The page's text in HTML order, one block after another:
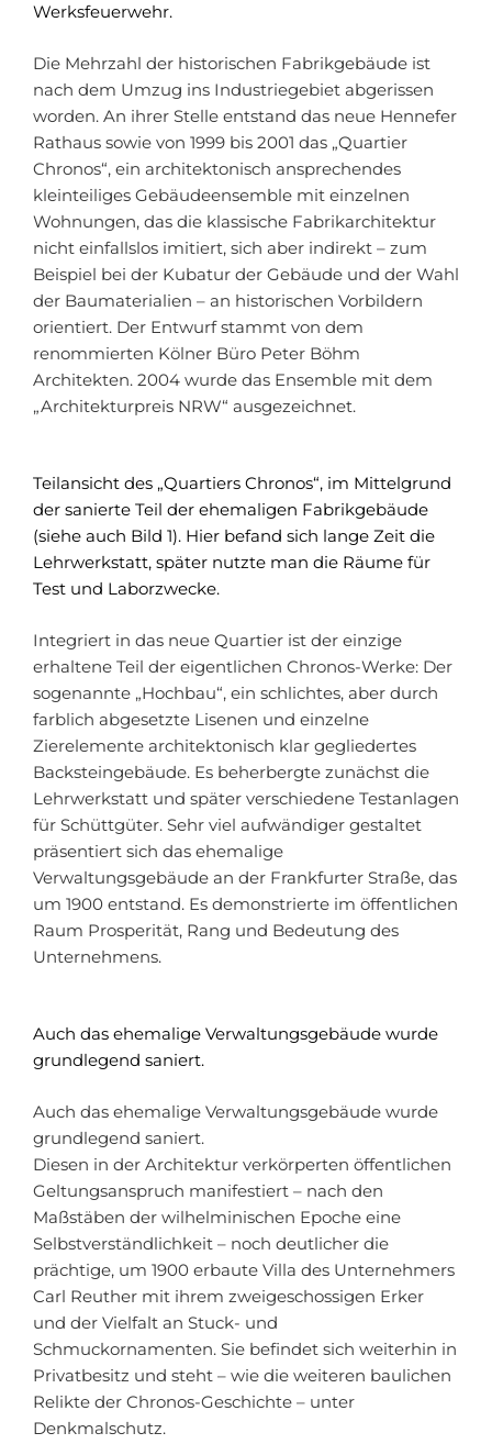
Werksfeuerwehr.
Die Mehrzahl der historischen Fabrikgebäude ist
nach dem Umzug ins Industriegebiet abgerissen
worden. An ihrer Stelle entstand das neue Hennefer
Rathaus sowie von 1999 bis 2001 das „Quartier
Chronos“, ein architektonisch ansprechendes
kleinteiliges Gebäudeensemble mit einzelnen
Wohnungen, das die klassische Fabrikarchitektur
nicht einfallslos imitiert, sich aber indirekt – zum
Beispiel bei der Kubatur der Gebäude und der Wahl
der Baumaterialien – an historischen Vorbildern
orientiert. Der Entwurf stammt von dem
renommierten Kölner Büro Peter Böhm
Architekten. 2004 wurde das Ensemble mit dem
„Architekturpreis NRW“ ausgezeichnet.
Teilansicht des „Quartiers Chronos“, im Mittelgrund
der sanierte Teil der ehemaligen Fabrikgebäude
(siehe auch Bild 1). Hier befand sich lange Zeit die
Lehrwerkstatt, später nutzte man die Räume für
Test und Laborzwecke.
Integriert in das neue Quartier ist der einzige
erhaltene Teil der eigentlichen Chronos-Werke: Der
sogenannte „Hochbau“, ein schlichtes, aber durch
farblich abgesetzte Lisenen und einzelne
Zierelemente architektonisch klar gegliedertes
Backsteingebäude. Es beherbergte zunächst die
Lehrwerkstatt und später verschiedene Testanlagen
für Schüttgüter. Sehr viel aufwändiger gestaltet
präsentiert sich das ehemalige
Verwaltungsgebäude an der Frankfurter Straße, das
um 1900 entstand. Es demonstrierte im öffentlichen
Raum Prosperität, Rang und Bedeutung des
Unternehmens.
Auch das ehemalige Verwaltungsgebäude wurde
grundlegend saniert.
Auch das ehemalige Verwaltungsgebäude wurde
grundlegend saniert.
Diesen in der Architektur verkörperten öffentlichen
Geltungsanspruch manifestiert – nach den
Maßstäben der wilhelminischen Epoche eine
Selbstverständlichkeit – noch deutlicher die
prächtige, um 1900 erbaute Villa des Unternehmers
Carl Reuther mit ihrem zweigeschossigen Erker
und der Vielfalt an Stuck- und
Schmuckornamenten. Sie befindet sich weiterhin in
Privatbesitz und steht – wie die weiteren baulichen
Relikte der Chronos-Geschichte – unter
Denkmalschutz.